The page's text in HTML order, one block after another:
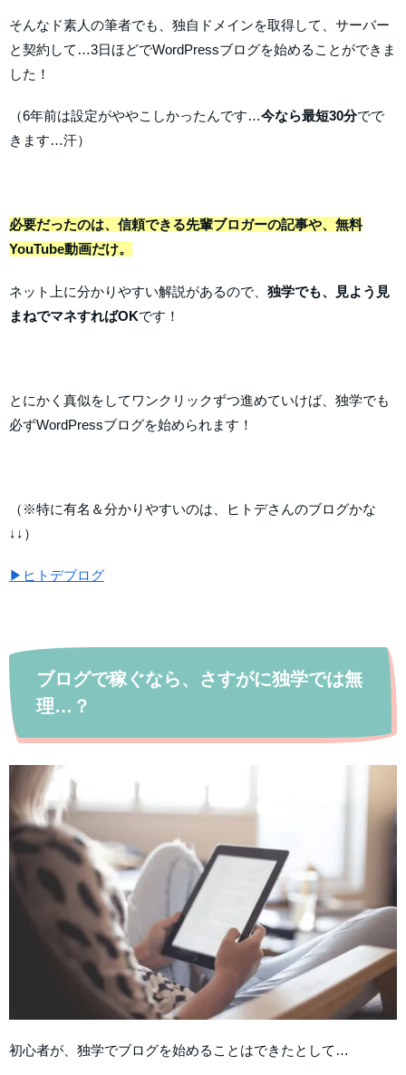
そんなド素人の筆者でも、独自ドメインを取得して、サーバー
と契約して…3日ほどでWordPressブログを始めることができま
した！
（6年前は設定がややこしかったんです…今なら最短30分でで
きます…汗）
必要だったのは、信頼できる先輩ブロガーの記事や、無料
YouTube動画だけ。
ネット上に分かりやすい解説があるので、 独学でも、見よう見
まねでマネすればOKです！
とにかく真似をしてワンクリックずつ進めていけば、独学でも
必ずWordPressブログを始められます！
（※特に有名＆分かりやすいのは、ヒトデさんのブログかな
↓↓）
▶ヒトデブログ
ブログで稼ぐなら、さすがに独学では無
理…？
初心者が、独学でブログを始めることはできたとして…